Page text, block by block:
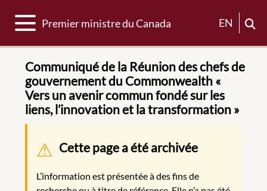
Basculer la navigation
Premier ministre du Canada EN
Communiqué de la Réunion des chefs de
gouvernement du Commonwealth «
Vers un avenir commun fondé sur les
liens, l’innovation et la transformation »
Message d'avertissement
Cette page a été archivée
L’information est présentée à des fins de